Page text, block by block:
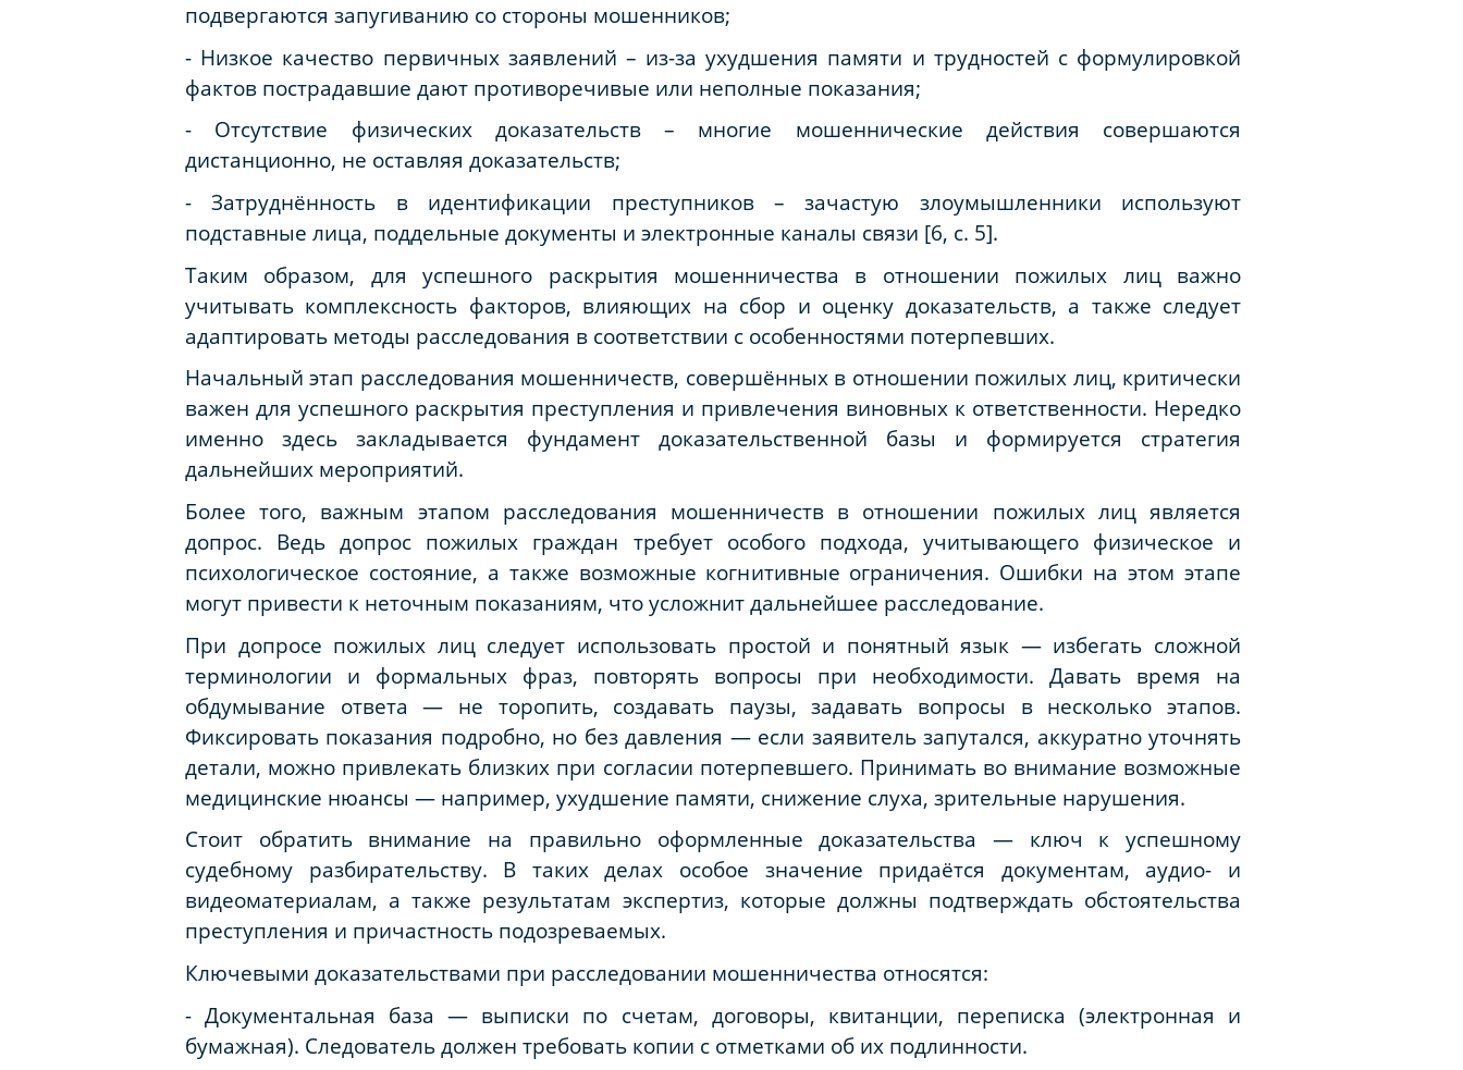
подвергаются запугиванию со стороны мошенников;
- Низкое качество первичных заявлений – из-за ухудшения памяти и трудностей с формулировкой
фактов пострадавшие дают противоречивые или неполные показания;
- Отсутствие физических доказательств – многие мошеннические действия совершаются
дистанционно, не оставляя доказательств;
- Затруднённость в идентификации преступников – зачастую злоумышленники используют
подставные лица, поддельные документы и электронные каналы связи [6, с. 5].
Таким образом, для успешного раскрытия мошенничества в отношении пожилых лиц важно
учитывать комплексность факторов, влияющих на сбор и оценку доказательств, а также следует
адаптировать методы расследования в соответствии с особенностями потерпевших.
Начальный этап расследования мошенничеств, совершённых в отношении пожилых лиц, критически
важен для успешного раскрытия преступления и привлечения виновных к ответственности. Нередко
именно здесь закладывается фундамент доказательственной базы и формируется стратегия
дальнейших мероприятий.
Более того, важным этапом расследования мошенничеств в отношении пожилых лиц является
допрос. Ведь допрос пожилых граждан требует особого подхода, учитывающего физическое и
психологическое состояние, а также возможные когнитивные ограничения. Ошибки на этом этапе
могут привести к неточным показаниям, что усложнит дальнейшее расследование.
При допросе пожилых лиц следует использовать простой и понятный язык — избегать сложной
терминологии и формальных фраз, повторять вопросы при необходимости. Давать время на
обдумывание ответа — не торопить, создавать паузы, задавать вопросы в несколько этапов.
Фиксировать показания подробно, но без давления — если заявитель запутался, аккуратно уточнять
детали, можно привлекать близких при согласии потерпевшего. Принимать во внимание возможные
медицинские нюансы — например, ухудшение памяти, снижение слуха, зрительные нарушения.
Стоит обратить внимание на правильно оформленные доказательства — ключ к успешному
судебному разбирательству. В таких делах особое значение придаётся документам, аудио- и
видеоматериалам, а также результатам экспертиз, которые должны подтверждать обстоятельства
преступления и причастность подозреваемых.
Ключевыми доказательствами при расследовании мошенничества относятся:
- Документальная база — выписки по счетам, договоры, квитанции, переписка (электронная и
бумажная). Следователь должен требовать копии с отметками об их подлинности.